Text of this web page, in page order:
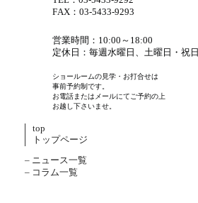
FAX：03-5433-9293
営業時間：10:00～18:00
定休日：毎週水曜日、土曜日・祝日
ショールームの見学・お打合せは
事前予約制です。
お電話またはメールにてご予約の上
お越し下さいませ。
top
トップページ
– ニュース一覧
– コラム一覧